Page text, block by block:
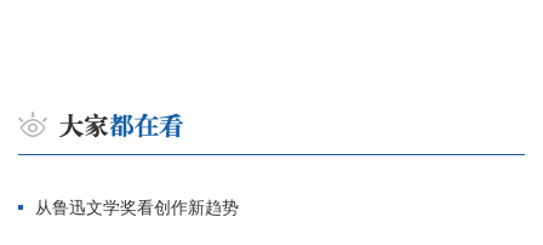
从鲁迅文学奖看创作新趋势